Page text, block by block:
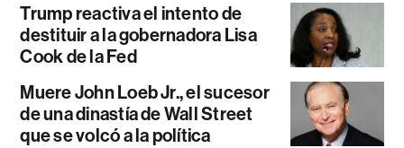
Trump reactiva el intento de
destituir a la gobernadora Lisa
Cook de la Fed
Muere John Loeb Jr., el sucesor
de una dinastía de Wall Street
que se volcó a la política